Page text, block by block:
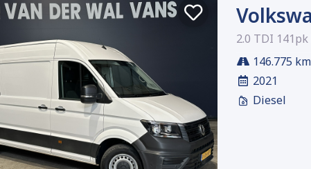
2.0 TDI
146.775 km
2021
Diesel